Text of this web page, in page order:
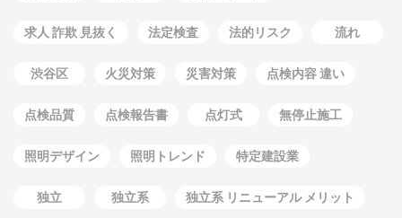
求人 詐欺 見抜く 法定検査 法的リスク 流れ
渋谷区 火災対策 災害対策 点検内容 違い
点検品質 点検報告書 点灯式 無停止施工
照明デザイン 照明トレンド 特定建設業
独立 独立系 独立系 リニューアル メリット